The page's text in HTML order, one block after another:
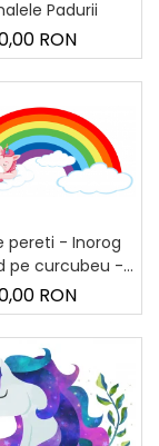
Padurii
RON
pereti - Inorog
pe curcubeu -
cm
RON